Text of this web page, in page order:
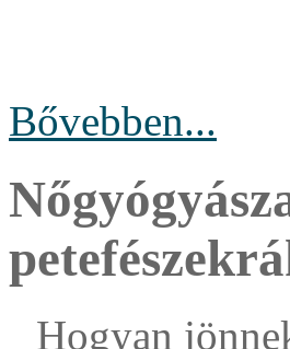
Bővebben...
Hogyan